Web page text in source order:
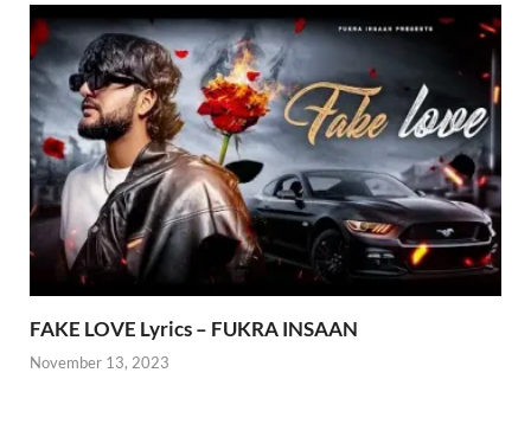
FAKE LOVE Lyrics – FUKRA INSAAN
November 13, 2023